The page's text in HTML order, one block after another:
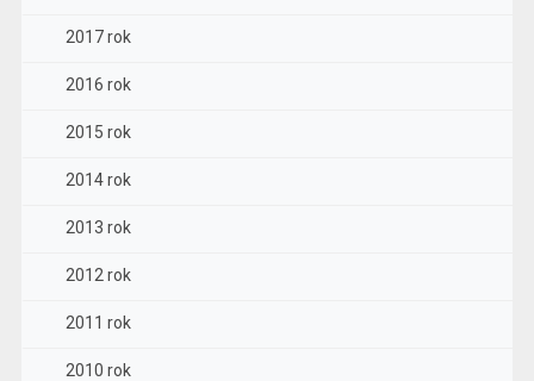
2017 rok
2016 rok
2015 rok
2014 rok
2013 rok
2012 rok
2011 rok
2010 rok